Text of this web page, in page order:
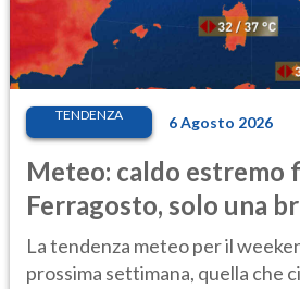
TENDENZA 6 Agosto 2026
Meteo: caldo estremo
Ferragosto, solo una
Ecco dove
La tendenza meteo per il
prossima settimana, quella che